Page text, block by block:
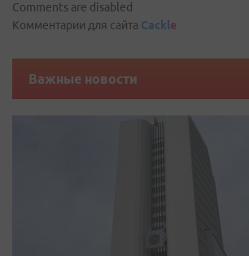
Comments are disabled
Комментарии для сайта Cackle
Важные новости